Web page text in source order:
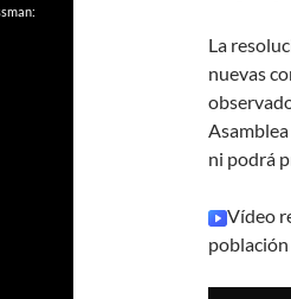
La
nuevas
ni podrá
Vídeo